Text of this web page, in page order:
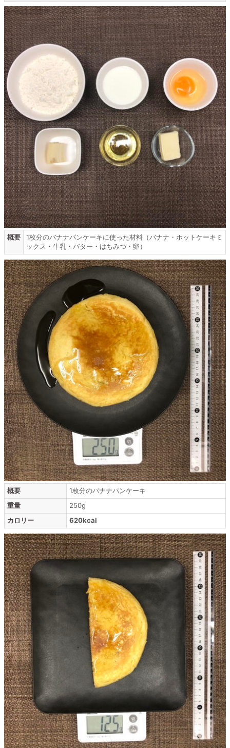
概要
1枚分のバナナパンケーキに使った材料（バナナ・ホットケーキミ
ックス・牛乳・バター・はちみつ・卵）
概要
1枚分のバナナパンケーキ
重量
250g
カロリー
620kcal